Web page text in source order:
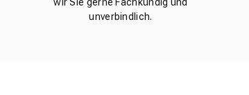
wir Sie gerne Fachkundig und
unverbindlich.